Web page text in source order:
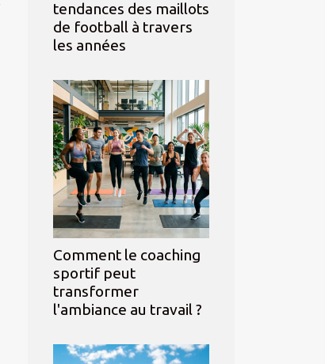
tendances des maillots
de football à travers
les années
Comment le coaching
sportif peut
transformer
l'ambiance au travail ?